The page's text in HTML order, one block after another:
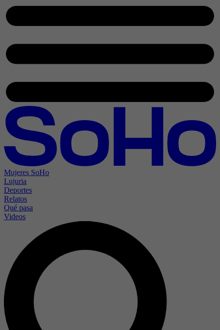
Mujeres SoHo
Lujuria
Deportes
Relatos
Qué pasa
Videos